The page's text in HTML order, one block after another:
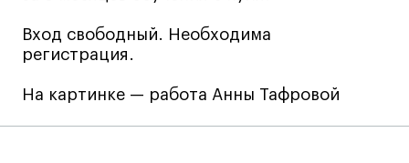
Техникум
Графический дизайнер
Цифровой маркетолог
Вход свободный. Необходима
регистрация.
На картинке — работа Анны Тафровой